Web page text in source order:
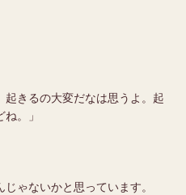
起きるの大変だなは思うよ。起
。」
ゃないかと思っています。